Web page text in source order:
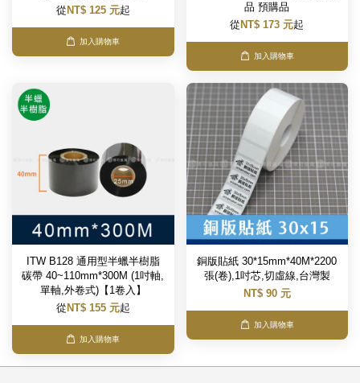
從 NT$ 125 元起
加入購物車
品 預購品
從 NT$ 173 元起
加入購物車
ITW B128 通用型半蠟半樹脂
碳帶 40~110mm*300M (1吋軸,
單軸,外卷式)【1卷入】
從 NT$ 155 元起
加入購物車
銅版貼紙 30*15mm*40M*2200
張(卷),1吋芯,切虛線,台灣製
NT$ 90 元
加入購物車